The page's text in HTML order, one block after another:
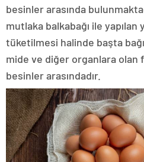
besinler arasında
mutlaka balkabağı ile
tüketilmesi halinde başta
mide ve diğer organlara olan
besinler arasındadır.